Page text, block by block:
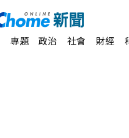
專題 政治 社會 財經